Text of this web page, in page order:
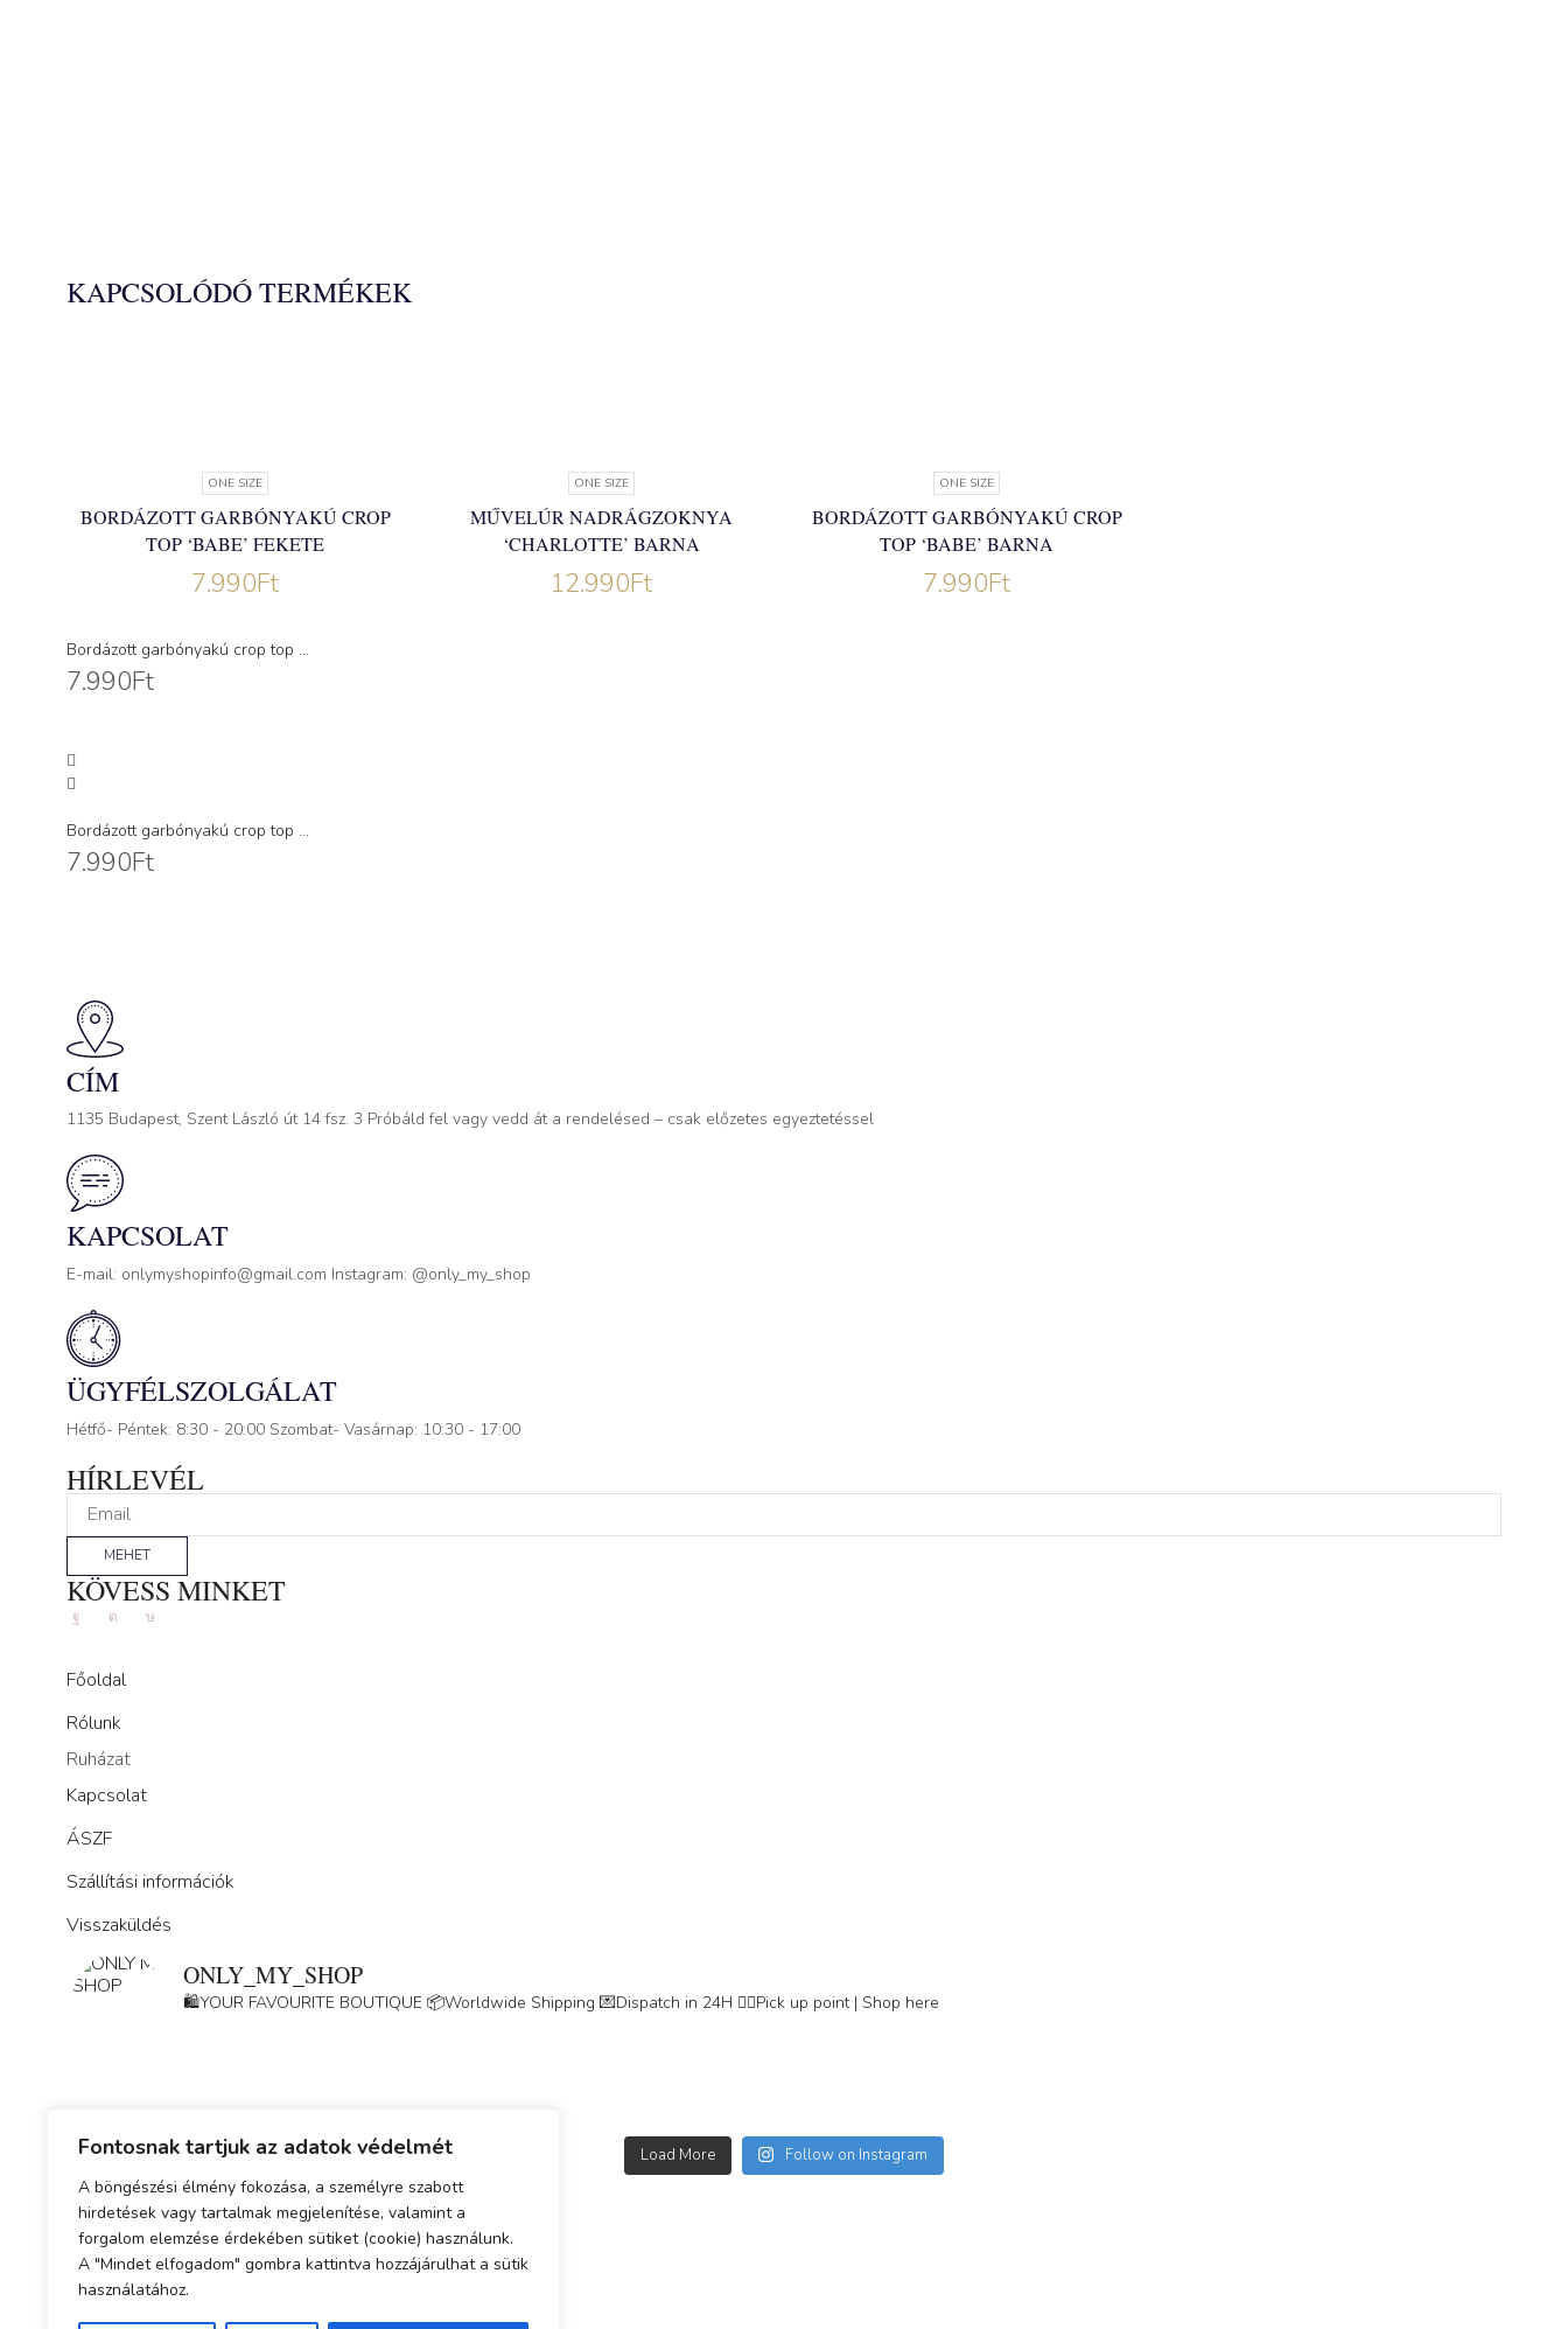
Fontosnak tartjuk az adatok védelmét
A böngészési élmény fokozása, a személyre szabott
hirdetések vagy tartalmak megjelenítése, valamint a
forgalom elemzése érdekében sütiket (cookie) használunk.
A "Mindet elfogadom" gombra kattintva hozzájárulhat a sütik
használatához.
KAPCSOLÓDÓ TERMÉKEK
ONE SIZE
BORDÁZOTT GARBÓNYAKÚ CROP
TOP ‘BABE’ FEKETE
7.990Ft
ONE SIZE
MŰVELÚR NADRÁGZOKNYA
‘CHARLOTTE’ BARNA
12.990Ft
ONE SIZE
BORDÁZOTT GARBÓNYAKÚ CROP
TOP ‘BABE’ BARNA
7.990Ft
Bordázott garbónyakú crop top ...
7.990Ft
Bordázott garbónyakú crop top ...
7.990Ft
CÍM
1135 Budapest, Szent László út 14 fsz. 3 Próbáld fel vagy vedd át a rendelésed – csak előzetes egyeztetéssel
KAPCSOLAT
E-mail: onlymyshopinfo@gmail.com Instagram: @only_my_shop
ÜGYFÉLSZOLGÁLAT
Hétfő- Péntek: 8:30 - 20:00 Szombat- Vasárnap: 10:30 - 17:00
HÍRLEVÉL
MEHET
KÖVESS MINKET
FacebookInstagram
Tik-
Főoldal
Rólunk
Ruházat
Kapcsolat
ÁSZF
Szállítási információk
Visszaküldés
ONLY_MY_SHOP
🛍️YOUR FAVOURITE BOUTIQUE 📦Worldwide Shipping 💌Dispatch in 24H 👇🏽Pick up point | Shop here
Load More Follow on Instagram
Adatkezelési tájékoztató
ÁSZF
Simplepay fizetési tájékoztató